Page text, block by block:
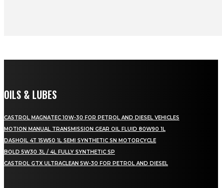
OILS & LUBES
CASTROL MAGNATEC 10W-30 FOR PETROL AND DIESEL VEHICLES
MOTION MANUAL TRANSMISSION GEAR OIL FLUID 80W90 1L
DASHOIL 4T 15W50 1L SEMI SYNTHETIC SN MOTORCYCLE
BOLD 5W30 3L / 4L FULLY SYNTHETIC SP
CASTROL GTX ULTRACLEAN 5W-30 FOR PETROL AND DIESEL